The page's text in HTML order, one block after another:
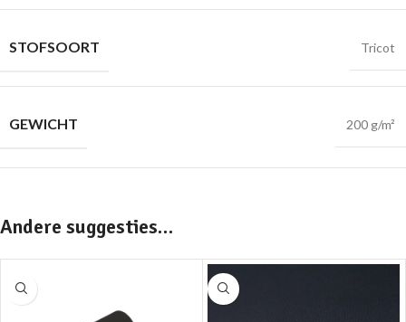
STOFSOORT Tricot
GEWICHT 200 g/m²
Andere suggesties…